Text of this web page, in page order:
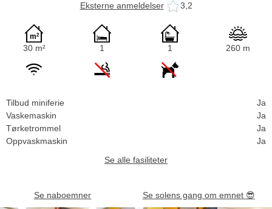
Eksterne anmeldelser 3,2
30 m² 1 1 260 m
Tilbud miniferie
Ja
Vaskemaskin
Ja
Tørketrommel
Ja
Oppvaskmaskin
Ja
Se alle fasiliteter
Se naboemner Se solens gang om emnet 😎